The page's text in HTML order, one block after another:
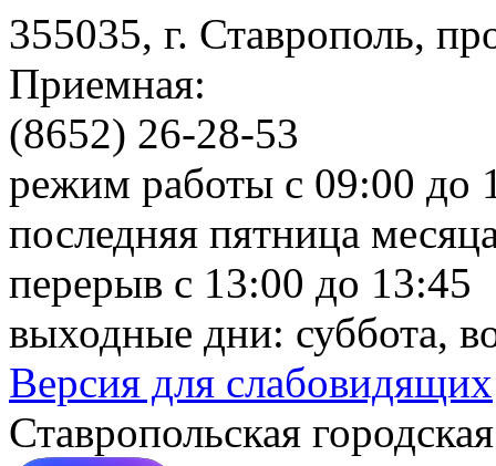
355035, г. Ставрополь,
Приемная:
(8652) 26-28-53
режим работы с 09:00 до
последняя пятница
перерыв с 13:00 до 13:45
выходные дни: суббота,
Версия для слабовидящих
Ставропольская